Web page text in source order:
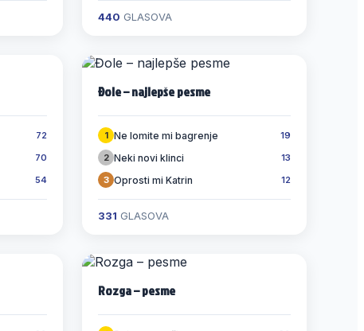
440 GLASOVA
72
70
54
Đole – najlepše pesme
1 Ne lomite mi bagrenje
19
2 Neki novi klinci
13
3 Oprosti mi Katrin 12
331 GLASOVA
Rozga – pesme